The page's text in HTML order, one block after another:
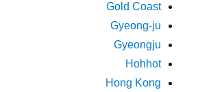
Gold Coast
Gyeong-ju
Gyeongju
Hohhot
Hong Kong